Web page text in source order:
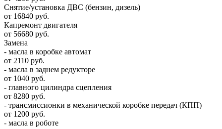
Снятие/установка ДВС (бензин, дизель)
от 16840 руб.
Капремонт двигателя
от 56680 руб.
Замена
- масла в коробке автомат
от 2110 руб.
- масла в заднем редукторе
от 1040 руб.
- главного цилиндра сцепления
от 8280 руб.
- трансмиссионки в механической коробке передач (КПП)
от 1200 руб.
- масла в роботе